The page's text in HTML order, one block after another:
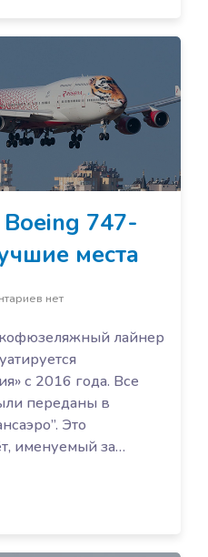
747-
места
нет
лайнер
с 2016 года. Все
переданы в
Это
именуемый за…